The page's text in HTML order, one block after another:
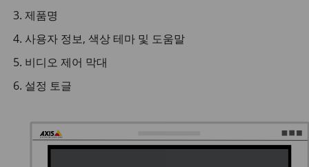
제품명
사용자 정보, 색상 테마 및 도움말
비디오 제어 막대
설정 토글